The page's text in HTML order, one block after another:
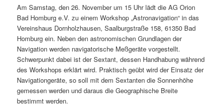
Am Samstag, den 26. November um 15 Uhr lädt die AG Orion
Bad Homburg e.V. zu einem Workshop „Astronavigation“ in das
Vereinshaus Dornholzhausen, Saalburgstraße 158, 61350 Bad
Homburg ein. Neben den astronomischen Grundlagen der
Navigation werden navigatorische Meßgeräte vorgestellt.
Schwerpunkt dabei ist der Sextant, dessen Handhabung während
des Workshops erklärt wird. Praktisch geübt wird der Einsatz der
Navigationgeräte, so soll mit dem Sextanten die Sonnenhöhe
gemessen werden und daraus die Geographische Breite
bestimmt werden.